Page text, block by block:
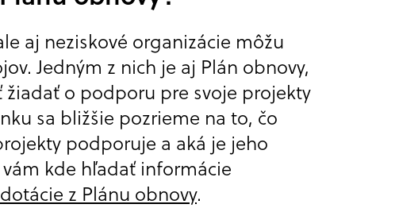
aj neziskové organizácie môžu
Jedným z nich je aj Plán obnovy,
o podporu pre svoje projekty
sa bližšie pozrieme na to, čo
podporuje a aká je jeho
kde hľadať informácie
z Plánu obnovy.